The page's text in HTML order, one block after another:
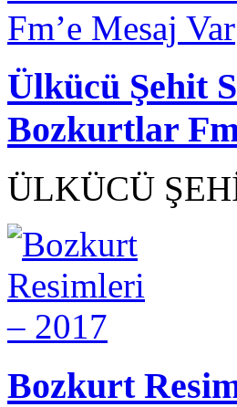
Ülkücü Şehit
Bozkurtlar
ÜLKÜCÜ
Bozkurt